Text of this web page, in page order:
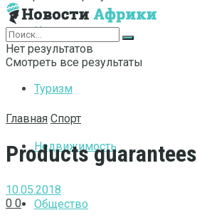
Интернет
Туризм
Недвижимость
Общество
Нет результатов
Смотреть все результаты
Главная Спорт
Products guarantees
10.05.2018
0 0